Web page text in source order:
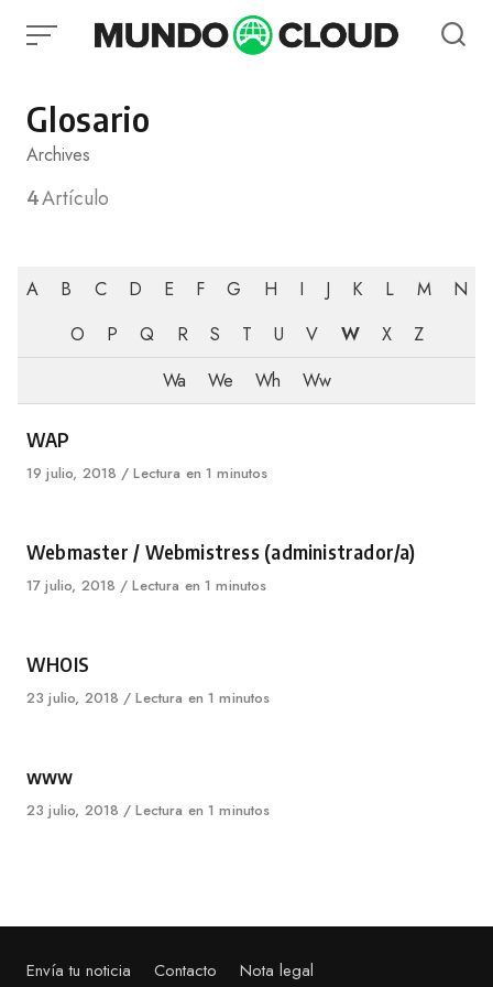
Glosario
Archives
4Artículo
A B C D E F G H I J K L M
N
O
P Q R S T U V W X
Z
Wa
We Wh Ww
Category
WAP
Published
19 julio, 2018 Lectura en 1 minutos
Category
Webmaster / Webmistress (administrador/a)
Published
17 julio, 2018 Lectura en 1 minutos
Category
WHOIS
Published
23 julio, 2018 Lectura en 1 minutos
Category
www
Published
23 julio, 2018 Lectura en 1 minutos
Envía tu noticia Contacto Nota legal